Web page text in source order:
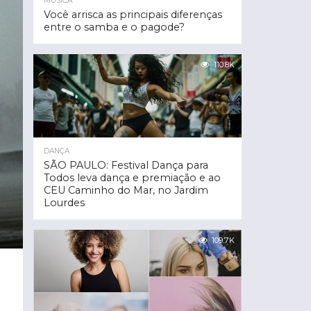
Você arrisca as principais diferenças
entre o samba e o pagode?
110.8K
DANÇA
SÃO PAULO: Festival Dança para
Todos leva dança e premiação e ao
CEU Caminho do Mar, no Jardim
Lourdes
109.7K